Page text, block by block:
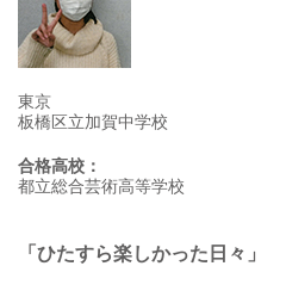
東京
板橋区立加賀中学校
合格高校：
都立総合芸術高等学校
「ひたすら楽しかった日々」